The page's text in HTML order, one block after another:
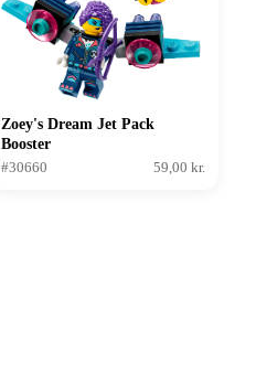
Zoey's Dream Jet Pack
Booster
#30660
59,00 kr.